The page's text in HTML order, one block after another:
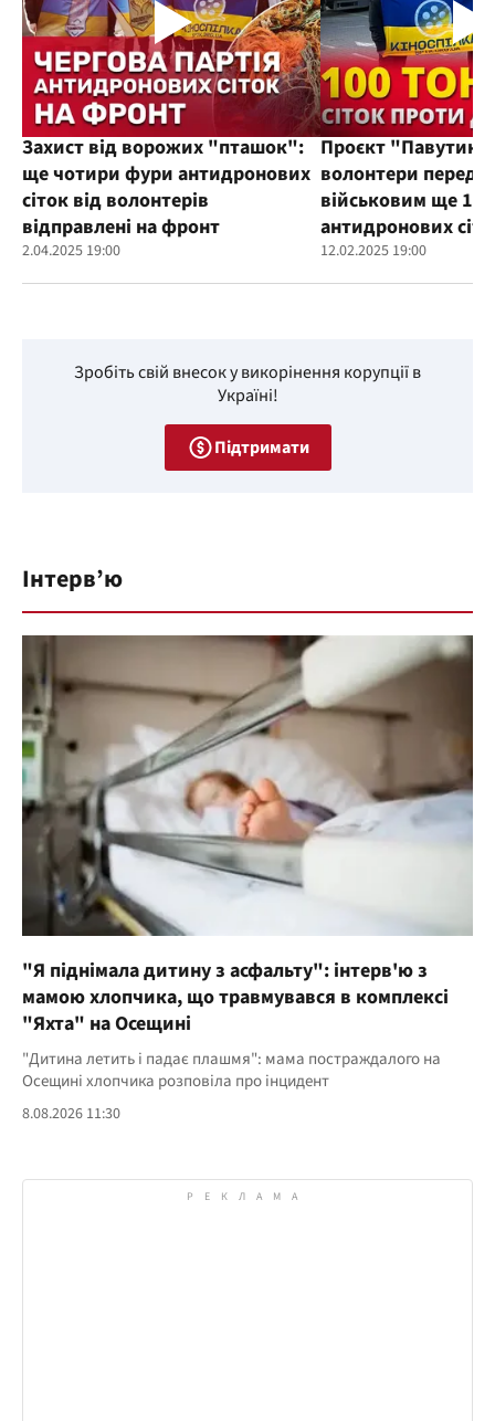
Захист від ворожих "пташок":
ще чотири фури антидронових
сіток від волонтерів
відправлені на фронт
2.04.2025 19:00
Проєкт
волонтери
військовим ще
антидронових
12.02.2025 19:00
Зробіть свій внесок у викорінення корупції в
Україні!
Підтримати
Інтерв’ю
"Я піднімала дитину з асфальту": інтерв'ю з
мамою хлопчика, що травмувався в комплексі
"Яхта" на Осещині
"Дитина летить і падає плашмя": мама постраждалого на
Осещині хлопчика розповіла про інцидент
8.08.2026 11:30